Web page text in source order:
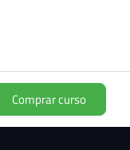
Comprar curso